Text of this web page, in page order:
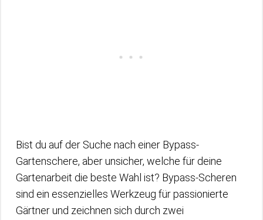
Bist du auf der Suche nach einer Bypass-
Gartenschere, aber unsicher, welche für deine
Gartenarbeit die beste Wahl ist? Bypass-Scheren
sind ein essenzielles Werkzeug für passionierte
Gärtner und zeichnen sich durch zwei